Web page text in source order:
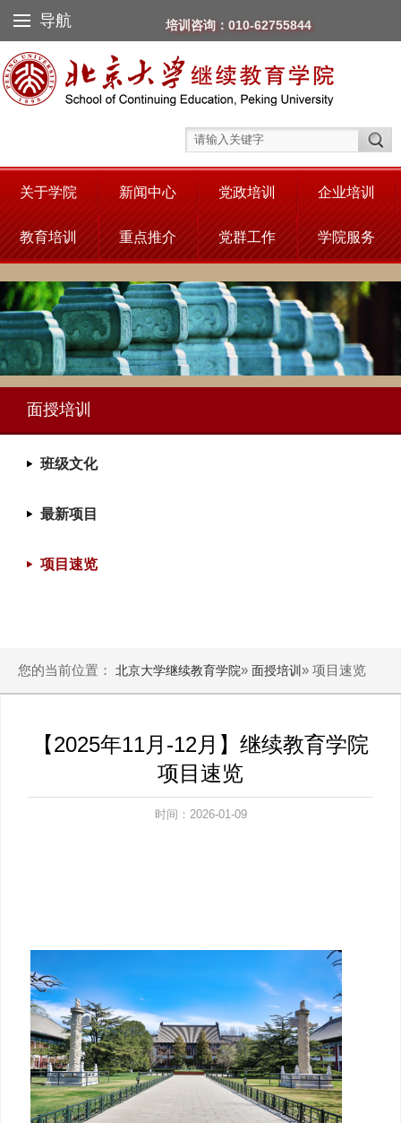
导航 培训咨询：010-62755844
关于学院 新闻中心 党政培训 企业培训
教育培训 重点推介 党群工作 学院服务
面授培训
班级文化
最新项目
项目速览
您的当前位置： 北京大学继续教育学院» 面授培训» 项目速览
【2025年11月-12月】继续教育学院
项目速览
时间：2026-01-09